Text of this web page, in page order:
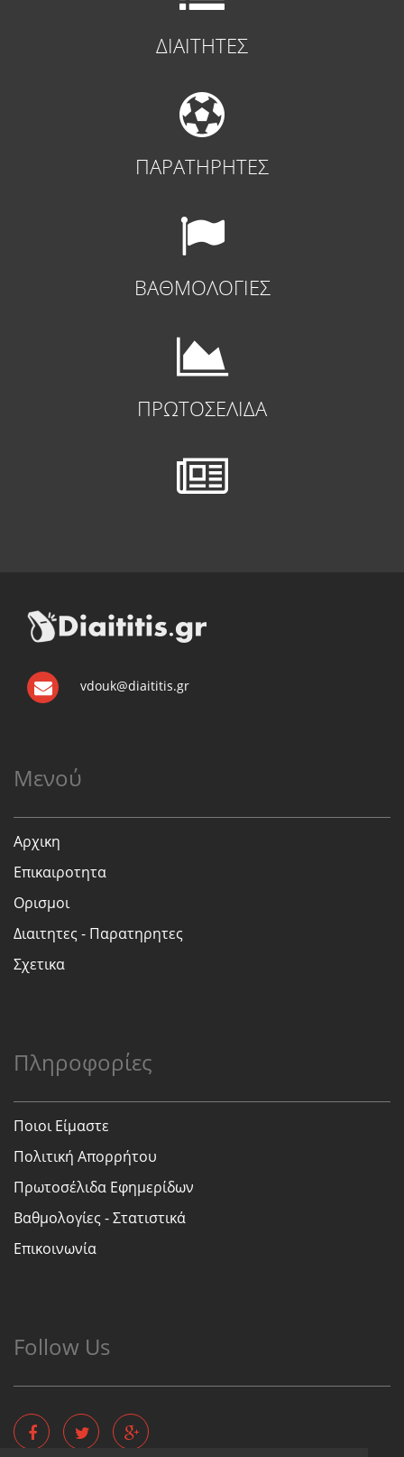
ΔΙΑΙΤΗΤΕΣ
ΠΑΡΑΤΗΡΗΤΕΣ
ΒΑΘΜΟΛΟΓΙΕΣ
ΠΡΩΤΟΣΕΛΙΔΑ
vdouk@diaititis.gr
Μενού
Αρχικη
Επικαιροτητα
Ορισμοι
Διαιτητες - Παρατηρητες
Σχετικα
Πληροφορίες
Ποιοι Είμαστε
Πολιτική Απορρήτου
Πρωτοσέλιδα Εφημερίδων
Βαθμολογίες - Στατιστικά
Επικοινωνία
Follow Us